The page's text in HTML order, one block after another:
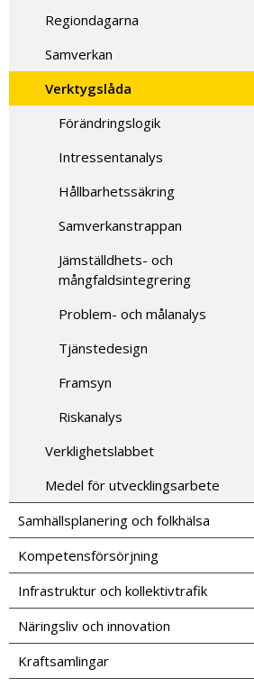
Regiondagarna
Samverkan
Verktygslåda
Förändringslogik
Intressentanalys
Hållbarhetssäkring
Samverkanstrappan
Jämställdhets- och
mångfaldsintegrering
Problem- och målanalys
Tjänstedesign
Framsyn
Riskanalys
Verklighetslabbet
Medel för utvecklingsarbete
Samhällsplanering och folkhälsa
Kompetensförsörjning
Infrastruktur och kollektivtrafik
Näringsliv och innovation
Kraftsamlingar